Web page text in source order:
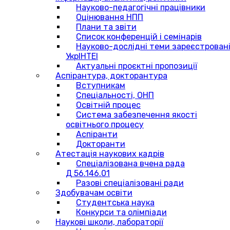
Науково-педагогічні працівники
Оцінювання НПП
Плани та звіти
Список конференцій і семінарів
Науково-дослідні теми
УкрІНТЕІ
Актуальні проєктні пропозиції
Аспірантура, докторантура
Вступникам
Спеціальності, ОНП
Освітній процес
Система забезпечення якості
освітнього процесу
Аспіранти
Докторанти
Атестація наукових кадрів
Спеціалізована вчена рада
Д 56.146.01
Разові спеціалізовані ради
Здобувачам освіти
Студентська наука
Конкурси та олімпіади
Наукові школи, лабораторії